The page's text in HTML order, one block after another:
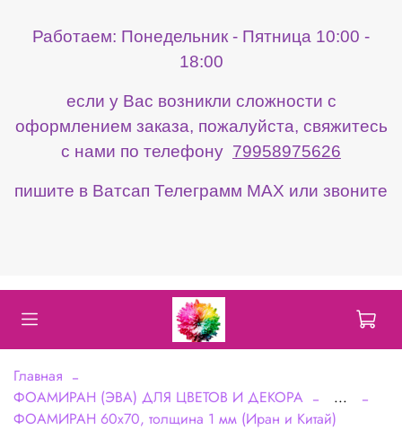
Работаем: Понедельник - Пятница 10:00 -
18:00
если у Вас возникли сложности с
оформлением заказа, пожалуйста, свяжитесь
с нами по телефону 79958975626
пишите в Ватсап Телеграмм МАХ или звоните
Главная
ФОАМИРАН (ЭВА) ДЛЯ ЦВЕТОВ И ДЕКОРА
...
ФОАМИРАН 60х70, толщина 1 мм (Иран и Китай)